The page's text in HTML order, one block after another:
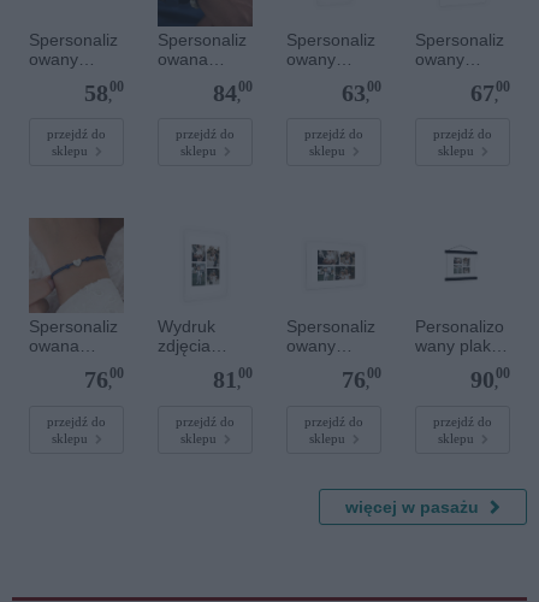
Spersonaliz
owany
plakat - 30 x
58,
00
przejdź do
sklepu
Spersonaliz
owana
bransoletka
szlachetnym
i - Szary - M
84,
00
przejdź do
sklepu
Spersonaliz
owany
plakat - 30 x
63,
00
przejdź do
sklepu
Spersonaliz
owany
plakat - 40 x
67,
00
przejdź do
sklepu
Spersonaliz
owana
bransoletka
sznurkowa -
Srebrne
serce
76,
00
przejdź do
sklepu
Wydruk
zdjęcia
plakatu - 50
x 70 cm81 ,
00
przejdź do
sklepu
Spersonaliz
owany
plakat - 60 x
76,
00
przejdź do
sklepu
Personalizo
wany plakat
lakierowany
magnetyczn
cm
90,
00
przejdź do
sklepu
więcej w pasażu